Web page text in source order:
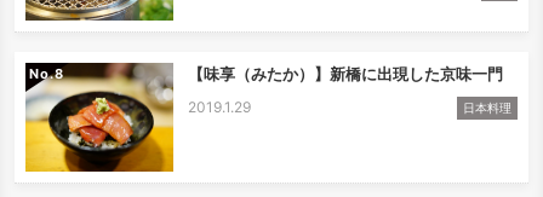
No. 【味享（みたか）】新橋に出現した京味一門
2019.1.29 日本料理